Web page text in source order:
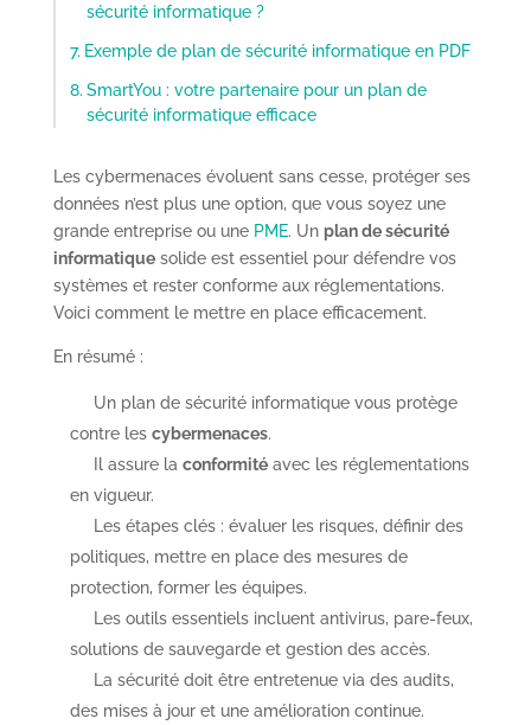
sécurité informatique ?
Exemple de plan de sécurité informatique en PDF
SmartYou : votre partenaire pour un plan de
sécurité informatique efficace
Les cybermenaces évoluent sans cesse, protéger ses
données n’est plus une option, que vous soyez une
grande entreprise ou une PME. Un plan de sécurité
informatiquesolide est essentiel pour défendre vos
systèmes et rester conforme aux réglementations.
Voici comment le mettre en place efficacement.
En résumé :
Un plan de sécurité informatique vous protège
contre les cybermenaces.
Il assure la conformitéavec les réglementations
en vigueur.
Les étapes clés : évaluer les risques, définir des
politiques, mettre en place des mesures de
protection, former les équipes.
Les outils essentiels incluent antivirus, pare-feux,
solutions de sauvegarde et gestion des accès.
La sécurité doit être entretenue via des audits,
des mises à jour et une amélioration continue.